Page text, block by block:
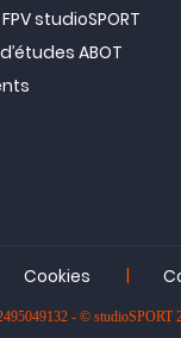
studioSPORT
ABOT
Cookies |
- © studioSPORT